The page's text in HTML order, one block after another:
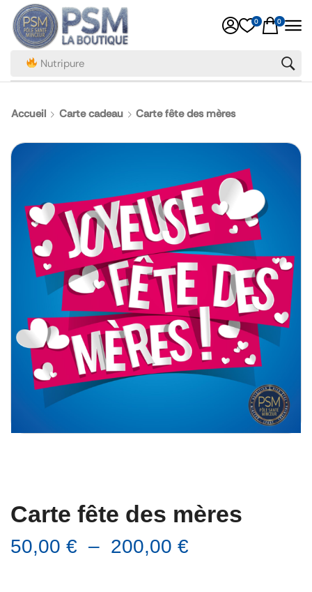
Nutripure
0 0
Accueil Carte cadeau Carte fête des mères
Carte fête des mères
50,00 € – 200,00 €